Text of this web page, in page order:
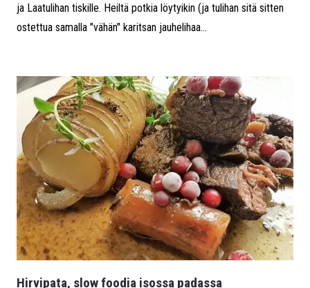
ja Laatulihan tiskille. Heiltä potkia löytyikin (ja tulihan sitä sitten
ostettua samalla "vähän" karitsan jauhelihaa...
Hirvipata, slow foodia isossa padassa